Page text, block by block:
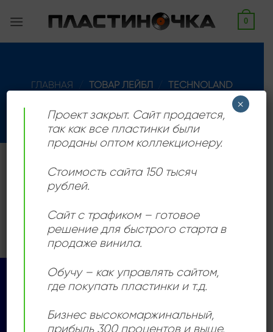
0
ГЛАВНАЯ ТОВАР ЛЕЙБЛ
TECHNOLAND
ФИЛЬТРАЦИЯ
Саблейбл DanceStreet, существовал с 1990 по 1996
Товаров, соответствующих вашему запросу, не
обнаружено.
Visa PayPal Stripe MasterCardCash
Copyright 2026 ©Все права защищены
Проект закрыт. Сайт продается,
так как все пластинки были
проданы оптом коллекционеру.
Стоимость сайта 150 тысяч
рублей.
Сайт с трафиком – готовое
решение для быстрого старта в
продаже винила.
Обучу – как управлять сайтом,
где покупать пластинки и т.д.
Бизнес высокомаржинальный,
прибыль 300 процентов и выше.
×